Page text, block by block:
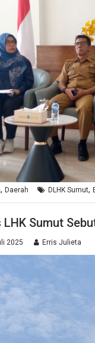
, Daerah DLHK Sumut,
LHK Sumut
2025 Erris Julieta